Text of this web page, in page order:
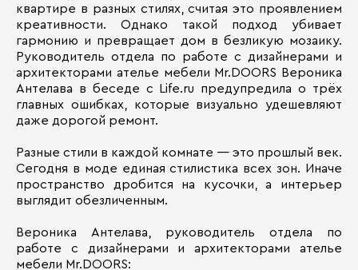
квартире в разных стилях, считая это проявлением
креативности. Однако такой подход убивает
гармонию и превращает дом в безликую мозаику.
Руководитель отдела по работе с дизайнерами и
архитекторами ателье мебели Mr.DOORS Вероника
Антелава в беседе с Life.ru предупредила о трёх
главных ошибках, которые визуально удешевляют
даже дорогой ремонт.
Разные стили в каждой комнате — это прошлый век.
Сегодня в моде единая стилистика всех зон. Иначе
пространство дробится на кусочки, а интерьер
выглядит обезличенным.
Вероника Антелава, руководитель отдела по
работе с дизайнерами и архитекторами ателье
мебели Mr.DOORS: